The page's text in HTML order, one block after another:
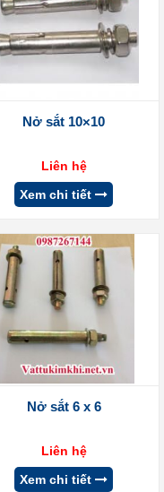
Nở sắt 10×10
Liên hệ
Xem chi tiết
Nở sắt 6 x 6
Liên hệ
Xem chi tiết